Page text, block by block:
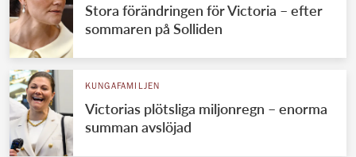
Stora förändringen för Victoria – efter
sommaren på Solliden
KUNGAFAMILJEN
Victorias plötsliga miljonregn – enorma
summan avslöjad